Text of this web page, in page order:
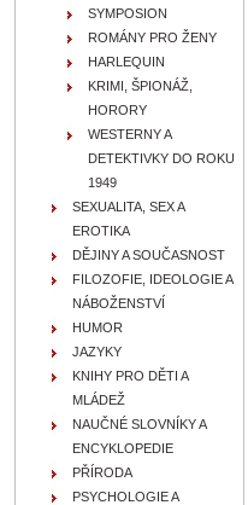
SYMPOSION
ROMÁNY PRO ŽENY
HARLEQUIN
KRIMI, ŠPIONÁŽ,
HORORY
WESTERNY A
DETEKTIVKY DO ROKU
1949
SEXUALITA, SEX A
EROTIKA
DĚJINY A SOUČASNOST
FILOZOFIE, IDEOLOGIE A
NÁBOŽENSTVÍ
HUMOR
JAZYKY
KNIHY PRO DĚTI A
MLÁDEŽ
NAUČNÉ SLOVNÍKY A
ENCYKLOPEDIE
PŘÍRODA
PSYCHOLOGIE A